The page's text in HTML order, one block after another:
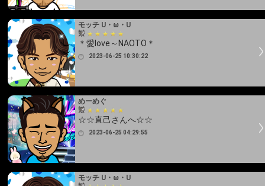
モッチ U・ω・U
＊愛love～NAOTO＊
2023-06-25 10:30:22
めーめぐ
☆☆直己さんへ☆☆
2023-06-25 04:29:55
モッチ U・ω・U